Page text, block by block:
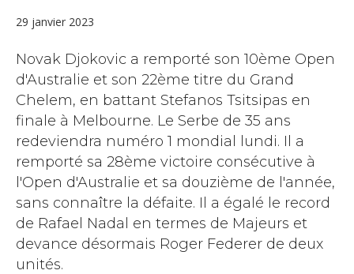
29 janvier 2023
Novak Djokovic a remporté son 10ème Open
d'Australie et son 22ème titre du Grand
Chelem, en battant Stefanos Tsitsipas en
finale à Melbourne. Le Serbe de 35 ans
redeviendra numéro 1 mondial lundi. Il a
remporté sa 28ème victoire consécutive à
l'Open d'Australie et sa douzième de l'année,
sans connaître la défaite. Il a égalé le record
de Rafael Nadal en termes de Majeurs et
devance désormais Roger Federer de deux
unités.